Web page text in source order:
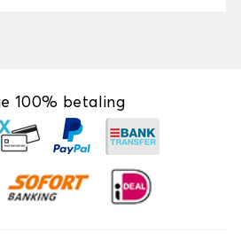
100% betaling